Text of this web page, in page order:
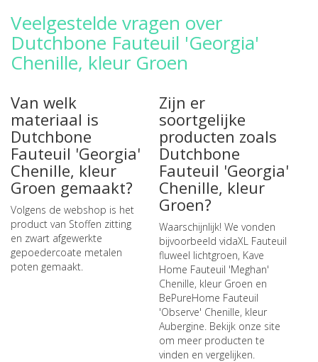
Veelgestelde vragen over
Dutchbone Fauteuil 'Georgia'
Chenille, kleur Groen
Van welk
materiaal is
Dutchbone
Fauteuil 'Georgia'
Chenille, kleur
Groen gemaakt?
Volgens de webshop is het
product van Stoffen zitting
en zwart afgewerkte
gepoedercoate metalen
poten gemaakt.
Zijn er
soortgelijke
producten zoals
Dutchbone
Fauteuil 'Georgia'
Chenille, kleur
Groen?
Waarschijnlijk! We vonden
bijvoorbeeld vidaXL Fauteuil
fluweel lichtgroen, Kave
Home Fauteuil 'Meghan'
Chenille, kleur Groen en
BePureHome Fauteuil
'Observe' Chenille, kleur
Aubergine. Bekijk onze site
om meer producten te
vinden en vergelijken.